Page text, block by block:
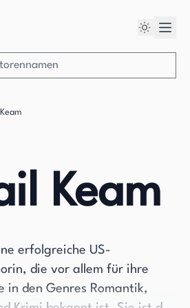
Keam
erfolgreiche US-
die vor allem für ihre
in den Genres Romantik,